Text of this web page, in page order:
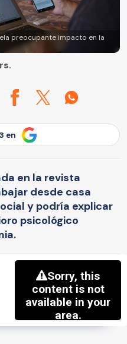
preocupante impacto en la
en
en la revista
desde casa
y podría explicar
psicológico